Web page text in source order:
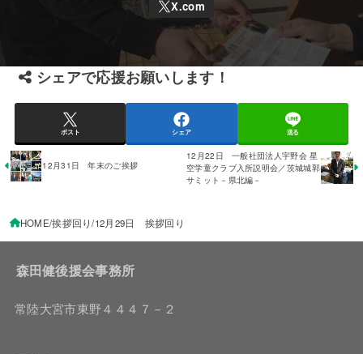
シェアで応援お願いします！
ポスト シェア 送る
12月31日 年末のご挨拶
12月22日 一般社団法人宇野会 星
空学童クラブ入所説明会／茨城城郭
サミット－県北編－
HOME 挨拶回り 12月29日 挨拶回り
森田健後援会事務所
常陸大宮市東野４４４７－２